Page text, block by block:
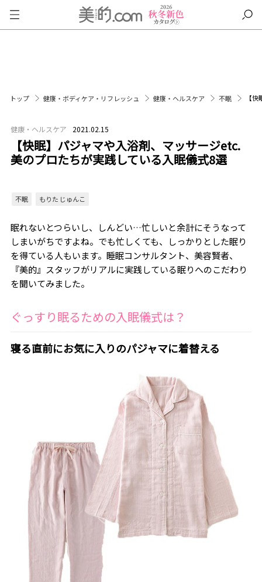
トップ 健康・ボディケア・リフレッシュ 健康・ヘルスケア 不眠 【
健康・ヘルスケア 2021.02.15
【快眠】パジャマや入浴剤、マッサージetc.
美のプロたちが実践している入眠儀式8選
不眠 もりた じゅんこ
眠れないとつらいし、しんどい…忙しいと余計にそうなって
しまいがちですよね。でも忙しくても、しっかりとした眠り
を得ている人もいます。睡眠コンサルタント、美容賢者、
『美的』スタッフがリアルに実践している眠りへのこだわり
を聞いてみました。
ぐっすり眠るための入眠儀式は？
寝る直前にお気に入りのパジャマに着替える